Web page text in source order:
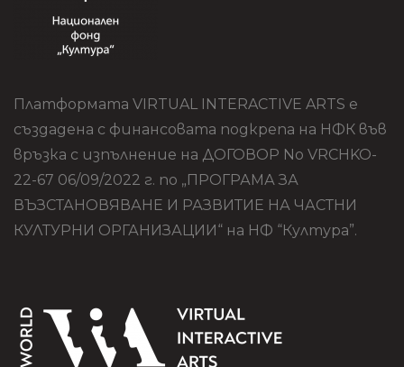
Платформата VIRTUAL INTERACTIVE ARTS е
създадена с финансовата подкрепа на НФК във
връзка с изпълнение на ДОГОВОР No VRCHKO-
22-67 06/09/2022 г. по „ПРОГРАМА ЗА
ВЪЗСТАНОВЯВАНЕ И РАЗВИТИЕ НА ЧАСТНИ
КУЛТУРНИ ОРГАНИЗАЦИИ“ на НФ “Култура”.